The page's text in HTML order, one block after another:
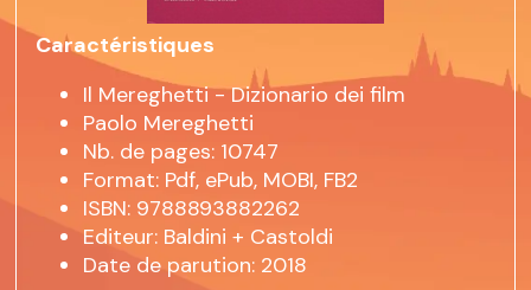
Caractéristiques
Il Mereghetti - Dizionario dei film
Paolo Mereghetti
Nb. de pages: 10747
Format: Pdf, ePub, MOBI, FB2
ISBN: 9788893882262
Editeur: Baldini + Castoldi
Date de parution: 2018